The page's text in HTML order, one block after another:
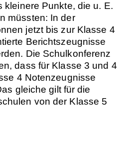
kleinere Punkte, die u. E.
müssten: In der
jetzt bis zur Klasse 4
Berichtszeugnisse
Die Schulkonferenz
dass für Klasse 3 und 4
4 Notenzeugnisse
gleiche gilt für die
von der Klasse 5